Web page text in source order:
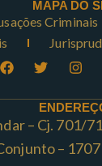
MAPA DO
Criminais
– Cj. 701/
–